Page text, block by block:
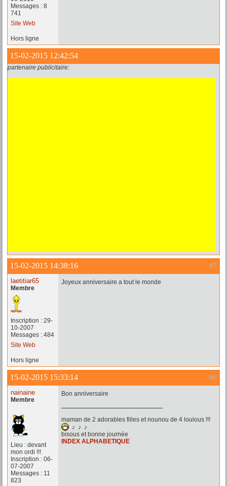
Messages : 8
741
Site Web
Hors ligne
15-02-2015 12:42:54
partenaire publicitaire:
#5
15-02-2015 14:38:16
laetitiar65
Membre
Inscription : 29-
10-2007
Messages : 484
Site Web
Joyeux anniversaire a tout le monde
Hors ligne
#6
15-02-2015 15:33:14
nainaine
Membre
Lieu : devant
mon ordi !!!
Inscription : 06-
07-2007
Messages : 11
823
Bon anniversaire
maman de 2 adorables filles et nounou de 4 loulous !!!
♪ ♪ ♪
bisous et bonne journée
INDEX ALPHABETIQUE